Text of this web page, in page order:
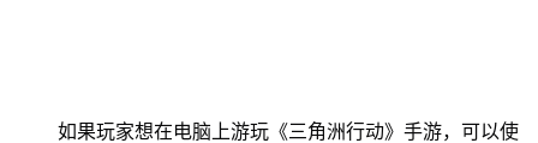
如果玩家想在电脑上游玩《三角洲行动》手游，可以使